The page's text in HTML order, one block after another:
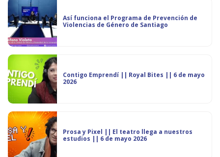
Así funciona el Programa de Prevención de
Violencias de Género de Santiago
Contigo Emprendí || Royal Bites || 6 de mayo
2026
Prosa y Pixel || El teatro llega a nuestros
estudios || 6 de mayo 2026